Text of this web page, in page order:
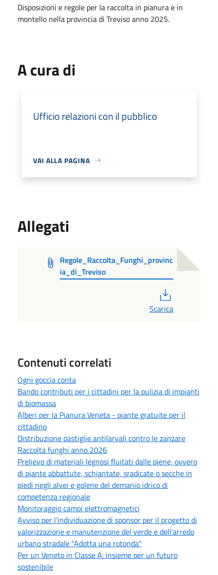
Disposizioni e regole per la raccolta in pianura e in
montello nella provincia di Treviso anno 2025.
A cura di
Ufficio relazioni con il pubblico
VAI ALLA PAGINA
Allegati
Regole_Raccolta_Funghi_provinc
ia_di_Treviso
Scarica
Contenuti correlati
Ogni goccia conta
Bando contributi per i cittadini per la pulizia di impianti
di biomassa
Alberi per la Pianura Veneta - piante gratuite per il
cittadino
Distribuzione pastiglie antilarvali contro le zanzare
Raccolta funghi anno 2026
Prelievo di materiali legnosi fluitati dalle piene, ovvero
di piante abbattute, schiantate, sradicate o secche in
piedi negli alvei e golene del demanio idrico di
competenza regionale
Monitoraggio campi elettromagnetici
Avviso per l'individuazione di sponsor per il progetto di
valorizzazione e manutenzione del verde e dell'arredo
urbano stradale "Adotta una rotonda"
Per un Veneto in Classe A: insieme per un futuro
sostenibile